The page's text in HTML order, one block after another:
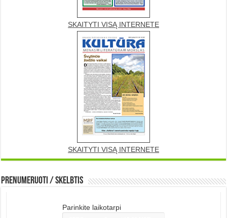
SKAITYTI VISĄ INTERNETE
SKAITYTI VISĄ INTERNETE
Prenumeruoti / Skelbtis
Parinkite laikotarpi